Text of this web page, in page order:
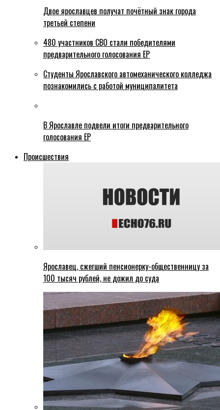
Двое ярославцев получат почётный знак города
третьей степени
480 участников СВО стали победителями
предварительного голосования ЕР
Студенты Ярославского автомеханического колледжа
познакомились с работой муниципалитета
В Ярославле подвели итоги предварительного
голосования ЕР
Происшествия
Ярославец, сжегший пенсионерку-общественницу за
100 тысяч рублей, не дожил до суда